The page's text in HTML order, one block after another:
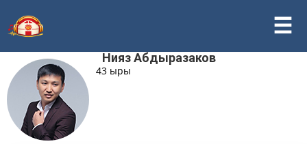
Нияз Абдыразаков
43 ыры